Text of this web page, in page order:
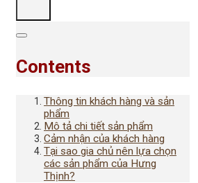
Contents
Thông tin khách hàng và sản
phẩm
Mô tả chi tiết sản phẩm
Cảm nhận của khách hàng
Tại sao gia chủ nên lựa chọn
các sản phẩm của Hưng
Thịnh?